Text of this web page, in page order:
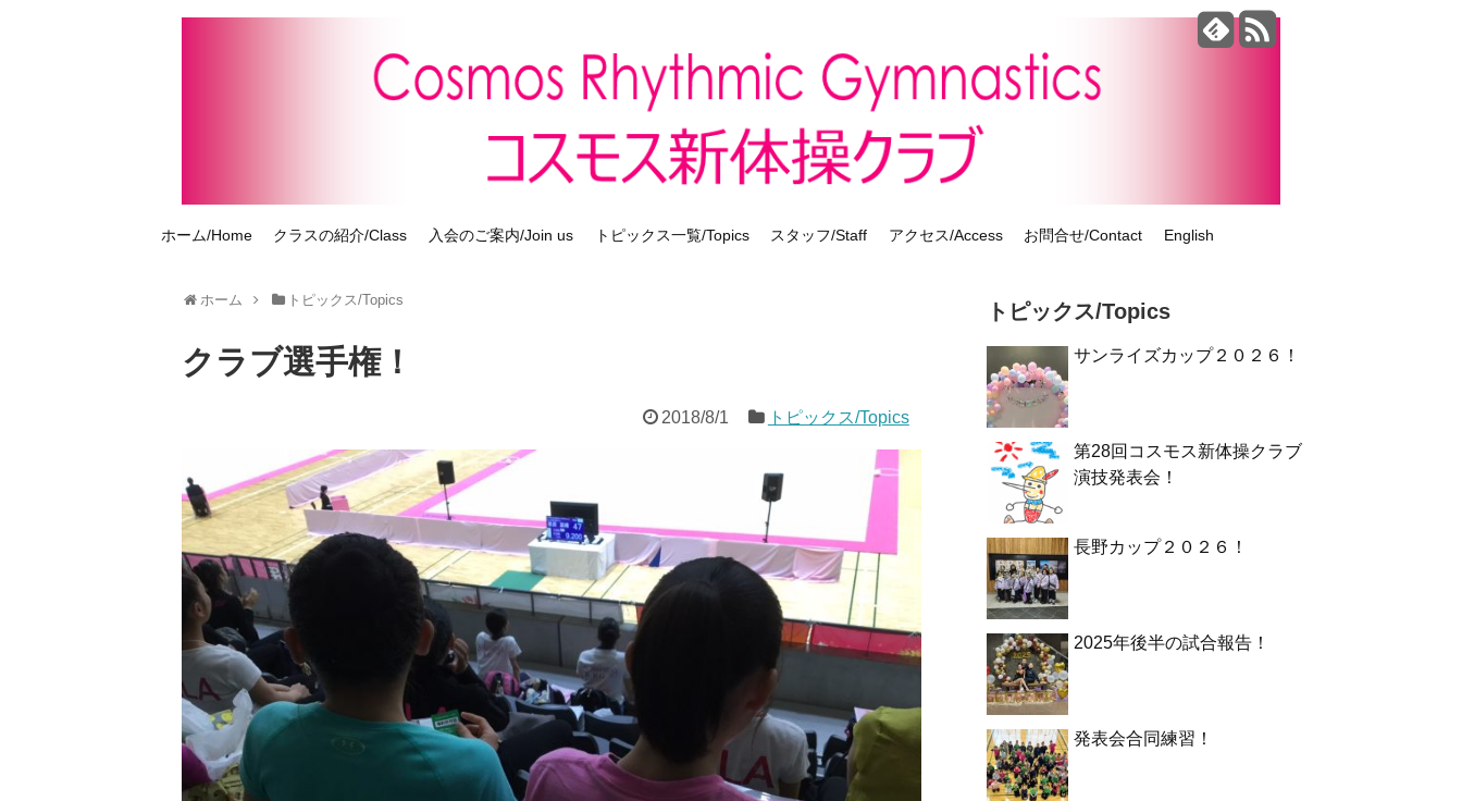
ホーム/Home クラスの紹介/Class 入会のご案内/Join us トピックス一覧/Topics スタッフ/Staff アクセス/Access お問合せ/Contact English
ホーム トピックス/Topics
クラブ選手権！
2018/8/1 トピックス/Topics
トピックス/Topics
サンライズカップ２０２６！
第28回コスモス新体操クラブ
演技発表会！
長野カップ２０２６！
2025年後半の試合報告！
発表会合同練習！